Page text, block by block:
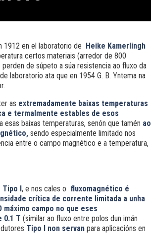
1912 en el laboratorio de Heike Kamerlingh
certos materiais (arredor de 800
de súpeto a súa resistencia ao fluxo da
laboratorio ata que en 1954 G. B. Yntema na
as extremadamente baixas temperaturas
e termalmente estables de esos
baixas temperaturas, senón que tamén ao
sendo especialmente limitado nos
entre o campo magnético e a temperatura,
Tipo I, e nos cales o fluxomagnético é
crítica de corrente limitada a unha
máximo campo no que eses
0.1 T (similar ao fluxo entre polos dun imán
Tipo I non servanpara aplicacións en